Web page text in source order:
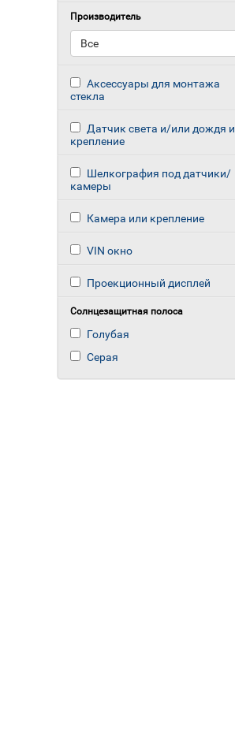
Производитель
Все
Аксессуары для монтажа
стекла
Датчик света и/или дождя
крепление
Шелкография под датчики/
камеры
Камера или крепление
VIN окно
Проекционный дисплей
Солнцезащитная полоса
Голубая
Серая